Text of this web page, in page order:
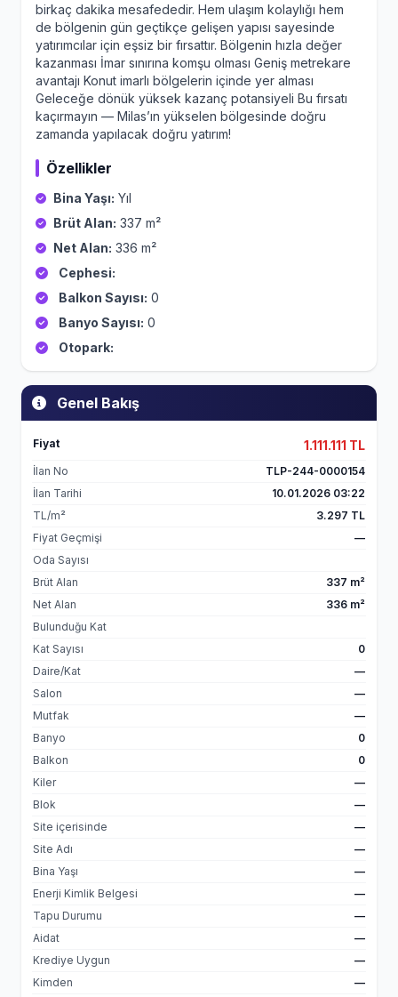
Genel Bakış
Fiyat 1.111.111 TL
İlan No
TLP-244-0000154
İlan Tarihi
10.01.2026 03:22
TL/m²
3.297 TL
Fiyat Geçmişi
—
Oda Sayısı
Brüt Alan
337 m²
Net Alan
336 m²
Bulunduğu Kat
Kat Sayısı
0
Daire/Kat
—
Salon
—
Mutfak
—
Banyo
0
Balkon
0
Kiler
—
Blok
—
Site içerisinde
—
Site Adı
—
Bina Yaşı
—
Enerji Kimlik Belgesi
—
Tapu Durumu
—
Aidat
—
Krediye Uygun
—
Kimden
—
birkaç dakika mesafededir. Hem ulaşım kolaylığı hem
de bölgenin gün geçtikçe gelişen yapısı sayesinde
yatırımcılar için eşsiz bir fırsattır. Bölgenin hızla değer
kazanması İmar sınırına komşu olması Geniş metrekare
avantajı Konut imarlı bölgelerin içinde yer alması
Geleceğe dönük yüksek kazanç potansiyeli Bu fırsatı
kaçırmayın — Milas’ın yükselen bölgesinde doğru
zamanda yapılacak doğru yatırım!
Özellikler
Bina Yaşı: Yıl
Brüt Alan: 337 m²
Net Alan: 336 m²
Cephesi:
Balkon Sayısı: 0
Banyo Sayısı: 0
Otopark: